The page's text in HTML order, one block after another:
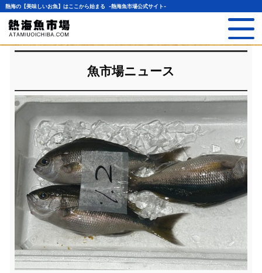
熱海の【美味しいお魚】はここから始まる -熱海魚市場公式サイト-
魚市場ニュース